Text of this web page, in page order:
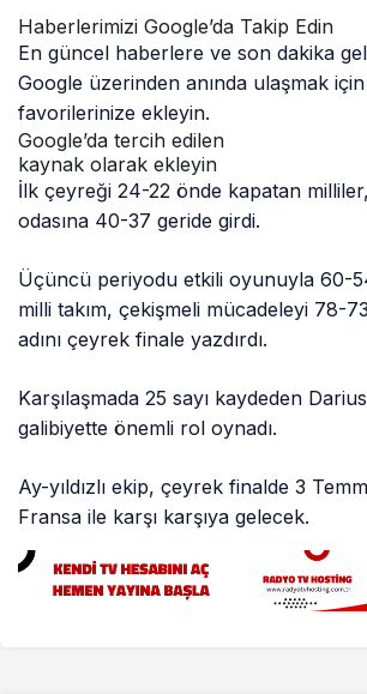
Haberlerimizi Google’da Takip Edin
En güncel haberlere ve son dakika
Google üzerinden anında ulaşmak
favorilerinize ekleyin.
Google’da tercih edilen
kaynak olarak ekleyin
İlk çeyreği 24-22 önde kapatan
odasına 40-37 geride girdi.
Üçüncü periyodu etkili oyunuyla 60-
milli takım, çekişmeli mücadeleyi 78-
adını çeyrek finale yazdırdı.
Karşılaşmada 25 sayı kaydeden
galibiyette önemli rol oynadı.
Ay-yıldızlı ekip, çeyrek finalde 3
Fransa ile karşı karşıya gelecek.